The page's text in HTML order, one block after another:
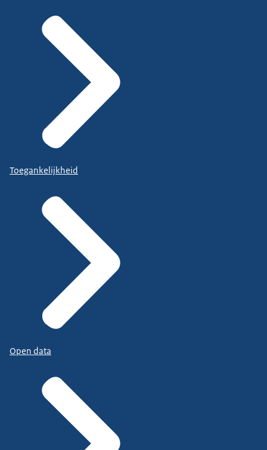
Toegankelijkheid
Open data